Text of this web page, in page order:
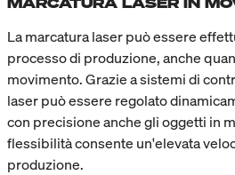
La marcatura laser può essere
processo di produzione, anche
movimento. Grazie a sistemi di
laser può essere regolato
con precisione anche gli oggetti in
flessibilità consente un'elevata
produzione.